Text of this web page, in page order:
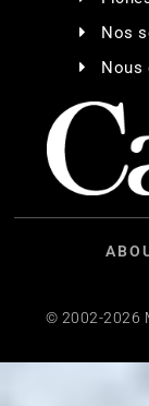
Nos
Nous
© 2002-2026